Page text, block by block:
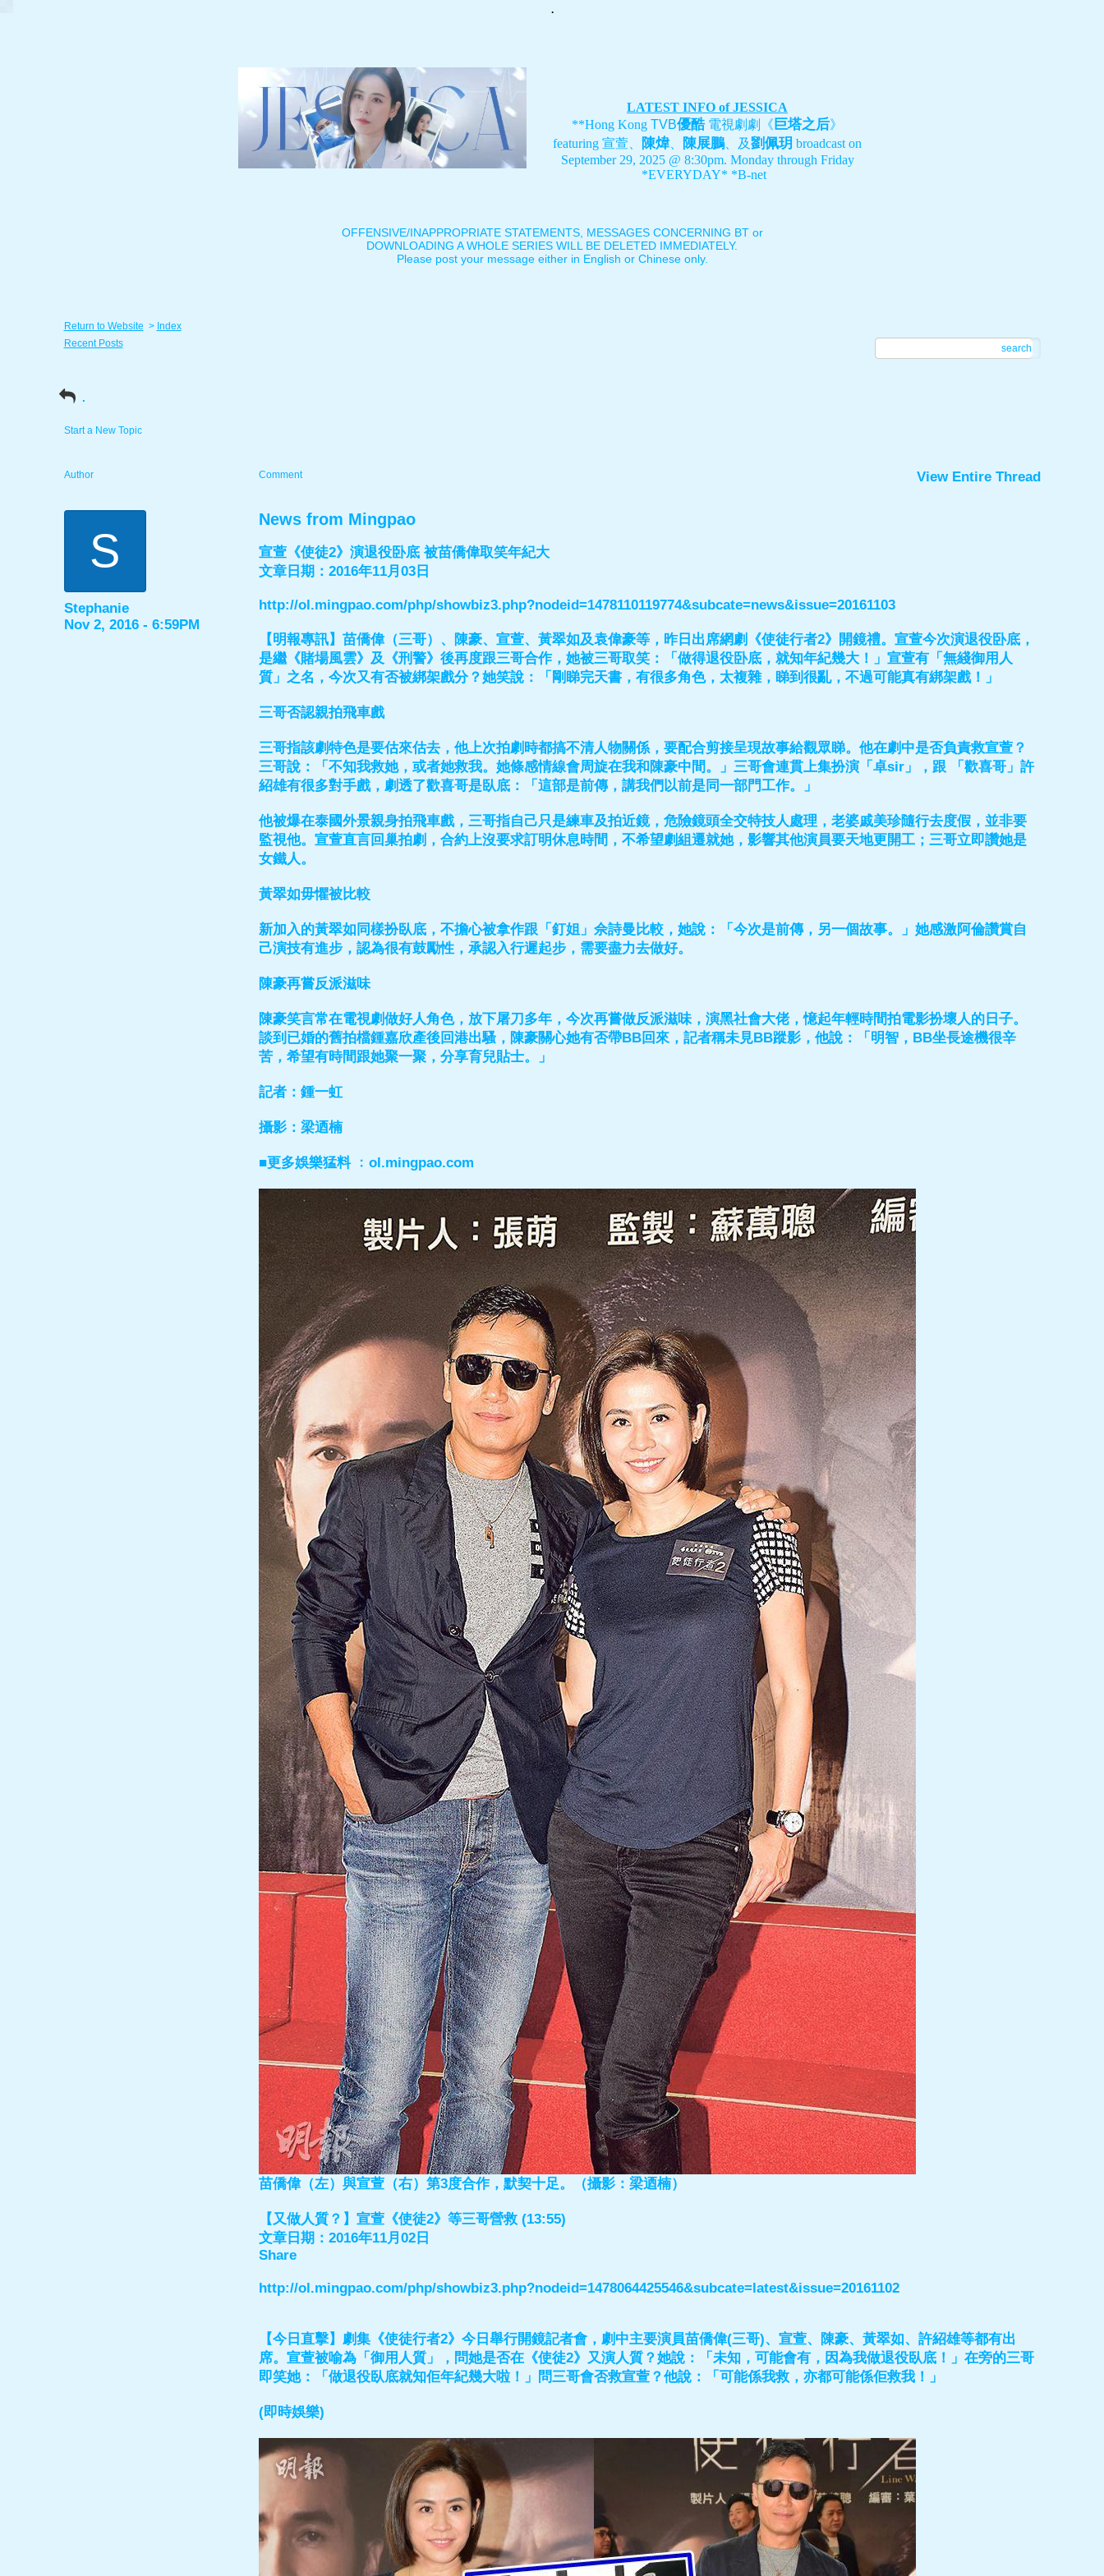
.
LATEST INFO of JESSICA
**Hong Kong TVB優酷電視劇劇《 巨塔之后》
featuring 宣萱、 陳煒、 陳展鵬 、及劉佩玥 broadcast on
September 29, 2025 @ 8:30pm. Monday through Friday
*EVERYDAY* *B-net
OFFENSIVE/INAPPROPRIATE STATEMENTS, MESSAGES CONCERNING BT or
DOWNLOADING A WHOLE SERIES WILL BE DELETED IMMEDIATELY.
Please post your message either in English or Chinese only.
Return to Website > Index
Recent Posts
search
.
Start a New Topic
Author Comment View Entire Thread
S
Stephanie
Nov 2, 2016 - 6:59PM
News from Mingpao
宣萱《使徒2》演退役卧底 被苗僑偉取笑年紀大
文章日期：2016年11月03日
http://ol.mingpao.com/php/showbiz3.php?nodeid=1478110119774&subcate=news&issue=20161103
【明報專訊】苗僑偉（三哥）、陳豪、宣萱、黃翠如及袁偉豪等，昨日出席網劇《使徒行者2》開鏡禮。宣萱今次演退役卧底，
是繼《賭場風雲》及《刑警》後再度跟三哥合作，她被三哥取笑：「做得退役卧底，就知年紀幾大！」宣萱有「無綫御用人
質」之名，今次又有否被綁架戲分？她笑說：「剛睇完天書，有很多角色，太複雜，睇到很亂，不過可能真有綁架戲！」
三哥否認親拍飛車戲
三哥指該劇特色是要估來估去，他上次拍劇時都搞不清人物關係，要配合剪接呈現故事給觀眾睇。他在劇中是否負責救宣萱？
三哥說：「不知我救她，或者她救我。她條感情線會周旋在我和陳豪中間。」三哥會連貫上集扮演「卓sir」，跟 「歡喜哥」許
紹雄有很多對手戲，劇透了歡喜哥是臥底：「這部是前傳，講我們以前是同一部門工作。」
他被爆在泰國外景親身拍飛車戲，三哥指自己只是練車及拍近鏡，危險鏡頭全交特技人處理，老婆戚美珍隨行去度假，並非要
監視他。宣萱直言回巢拍劇，合約上沒要求訂明休息時間，不希望劇組遷就她，影響其他演員要天地更開工；三哥立即讚她是
女鐵人。
黃翠如毋懼被比較
新加入的黃翠如同樣扮臥底，不擔心被拿作跟「釘姐」佘詩曼比較，她說：「今次是前傳，另一個故事。」她感激阿倫讚賞自
己演技有進步，認為很有鼓勵性，承認入行遲起步，需要盡力去做好。
陳豪再嘗反派滋味
陳豪笑言常在電視劇做好人角色，放下屠刀多年，今次再嘗做反派滋味，演黑社會大佬，憶起年輕時間拍電影扮壞人的日子。
談到已婚的舊拍檔鍾嘉欣產後回港出騷，陳豪關心她有否帶BB回來，記者稱未見BB蹤影，他說：「明智，BB坐長途機很辛
苦，希望有時間跟她聚一聚，分享育兒貼士。」
記者：鍾一虹
攝影：梁迺楠
■更多娛樂猛料 ﹕ol.mingpao.com
苗僑偉（左）與宣萱（右）第3度合作，默契十足。（攝影：梁迺楠）
【又做人質？】宣萱《使徒2》等三哥營救 (13:55)
文章日期：2016年11月02日
Share
http://ol.mingpao.com/php/showbiz3.php?nodeid=1478064425546&subcate=latest&issue=20161102
【今日直擊】劇集《使徒行者2》今日舉行開鏡記者會，劇中主要演員苗僑偉(三哥)、宣萱、陳豪、黃翠如、許紹雄等都有出
席。宣萱被喻為「御用人質」，問她是否在《使徒2》又演人質？她說：「未知，可能會有，因為我做退役臥底！」在旁的三哥
即笑她：「做退役臥底就知佢年紀幾大啦！」問三哥會否救宣萱？他說：「可能係我救，亦都可能係佢救我！」
(即時娛樂)